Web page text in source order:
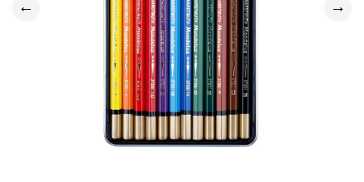
Вопрос по представительству
ОСТАВИТЬ ЗАЯВКУ